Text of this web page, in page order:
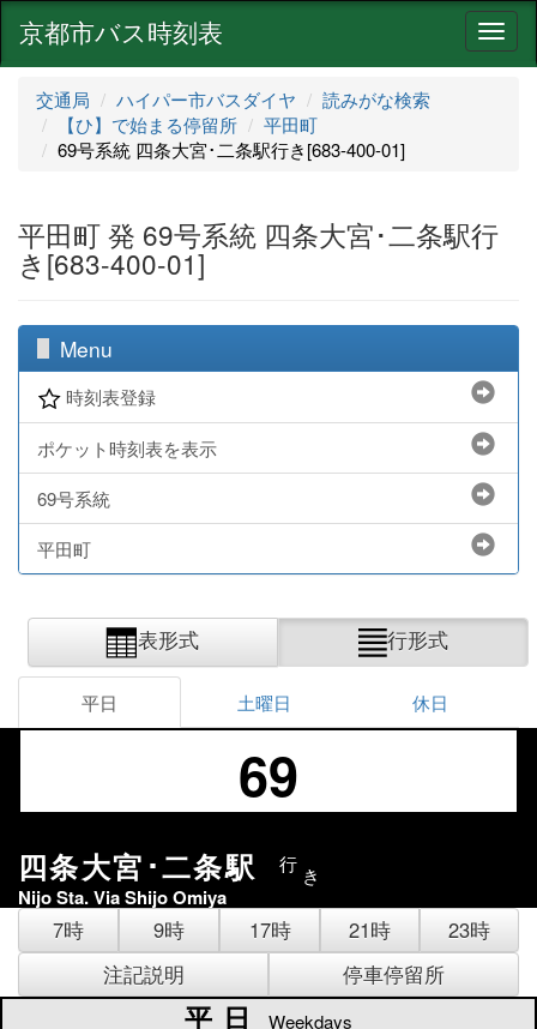
ナ
ビ
京都市バス時刻表
交通局 ハイパー市バスダイヤ
読みがな検索
【ひ】で始まる停留所
平田町
69号系統 四条大宮･二条駅行き[683-400-01]
平田町 発 69号系統 四条大宮･二条駅行
き[683-400-01]
Menu
時刻表登録
ポケット時刻表を表示
69号系統
平田町
表形式 行形式
平日 土曜日 休日
69
四条大宮･二条駅 行 き
Nijo Sta. Via Shijo Omiya
7時 9時 17時 21時
23時
注記説明
停車停留所
平日
Weekdays